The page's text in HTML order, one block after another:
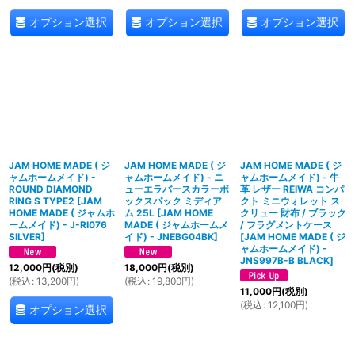
オプション選択 オプション選択 オプション選択
JAM HOME MADE ( ジ
ャムホームメイド) -
ROUND DIAMOND
RING S TYPE2 [JAM
HOME MADE ( ジャムホ
ームメイド) - J-RI076
SILVER]
12,000円(税別)
(税込 : 13,200円)
オプション選択
JAM HOME MADE ( ジ
ャムホームメイド) - ニ
ューエラバースカラーボ
ックスパック ミディア
ム 25L [JAM HOME
MADE ( ジャムホームメ
イド) - JNEBG04BK]
18,000円(税別)
(税込 : 19,800円)
JAM HOME MADE ( ジ
ャムホームメイド) - 牛
革 レザー REIWA コンパ
クト ミニウォレット ス
クリュー 財布 / ブラック
/ フラグメントケース
[JAM HOME MADE ( ジ
ャムホームメイド) -
JNS997B-B BLACK]
11,000円(税別)
(税込 : 12,100円)